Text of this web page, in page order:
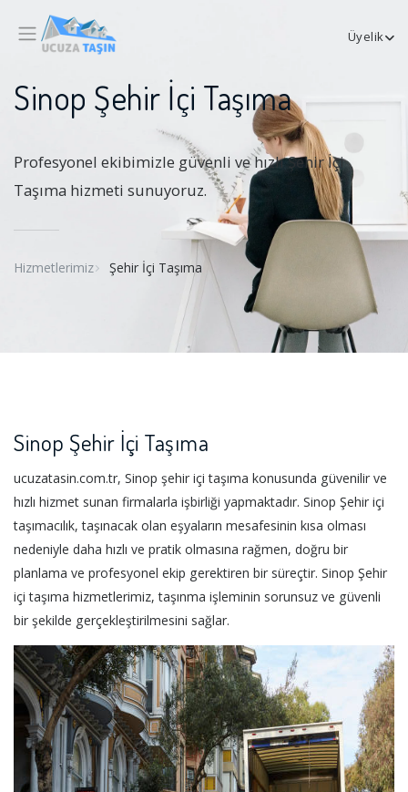
Üyelik
Sinop Şehir İçi Taşıma
Profesyonel ekibimizle güvenli ve hızlı Şehir İçi
Taşıma hizmeti sunuyoruz.
Hizmetlerimiz Şehir İçi Taşıma
Sinop Şehir İçi Taşıma
ucuzatasin.com.tr, Sinop şehir içi taşıma konusunda güvenilir ve
hızlı hizmet sunan firmalarla işbirliği yapmaktadır. Sinop Şehir içi
taşımacılık, taşınacak olan eşyaların mesafesinin kısa olması
nedeniyle daha hızlı ve pratik olmasına rağmen, doğru bir
planlama ve profesyonel ekip gerektiren bir süreçtir. Sinop Şehir
içi taşıma hizmetlerimiz, taşınma işleminin sorunsuz ve güvenli
bir şekilde gerçekleştirilmesini sağlar.